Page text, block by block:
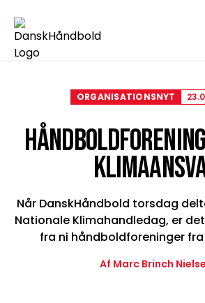
ORGANISATIONSNYT
Når DanskHåndbold torsdag
Nationale Klimahandledag, er
fra ni håndboldforeninger
Af Marc Brinch